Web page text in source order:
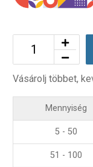
Vásárolj többet,
Mennyiség
5 - 50
51 - 100